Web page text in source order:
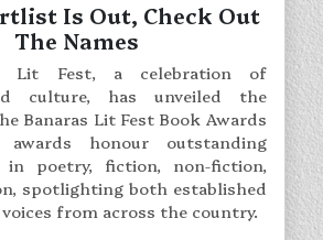
Is Out, Check Out
The Names
Lit Fest, a celebration of
culture, has unveiled the
Banaras Lit Fest Book Awards
awards honour outstanding
in poetry, fiction, non-fiction,
spotlighting both established
from across the country.